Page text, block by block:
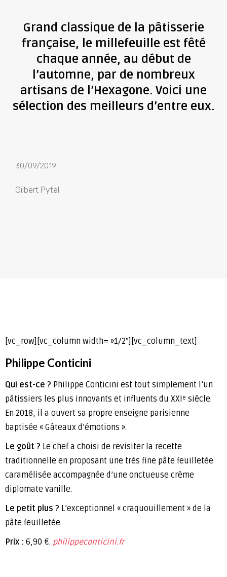
Grand classique de la pâtisserie
française, le millefeuille est fêté
chaque année, au début de
l’automne, par de nombreux
artisans de l’Hexagone. Voici une
sélection des meilleurs d’entre eux.
30/09/2019
Gilbert Pytel
[vc_row][vc_column width= »1/2″][vc_column_text]
Philippe Conticini
Qui est-ce ? Philippe Conticini est tout simplement l’un
pâtissiers les plus innovants et influents du XXI e siècle.
En 2018, il a ouvert sa propre enseigne parisienne
baptisée « Gâteaux d’émotions ».
Le goût ? Le chef a choisi de revisiter la recette
traditionnelle en proposant une très fine pâte feuilletée
caramélisée accompagnée d’une onctueuse crème
diplomate vanille.
Le petit plus ? L’exceptionnel « craquouillement » de la
pâte feuilletée.
Prix : 6,90 €. philippeconticini.fr